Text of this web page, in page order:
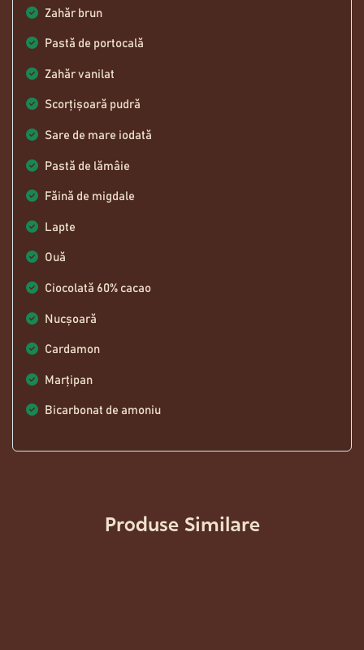
Zahăr brun
Pastă de portocală
Zahăr vanilat
Scorțișoară pudră
Sare de mare iodată
Pastă de lămâie
Făină de migdale
Lapte
Ouă
Ciocolată 60% cacao
Nucșoară
Cardamon
Marțipan
Bicarbonat de amoniu
Produse Similare